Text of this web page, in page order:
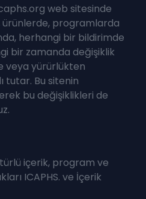
web sitesinde
programlarda
herhangi bir bildirimde
bir zamanda değişiklik
veya yürürlükten
tutar. Bu sitenin
bu değişiklikleri de
içerik, program ve
ICAPHS. ve İçerik